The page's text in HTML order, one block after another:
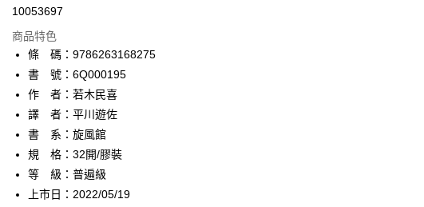
AFTEE先享後付
相關說明
【關於「AFTEE先享後付」】
AFTEE先享後付是「在收到商品之後才付款」的支付方式。 讓您購物簡單
便利好安心！
１．簡單：不需註冊會員、不需綁卡、不需儲值。
２．便利：只要手機號碼，簡訊認證，即可結帳。
３．安心：先確認商品／服務後，再付款。
１．於結帳方式選擇「AFTEE先享後付」後，將跳轉至「AFTEE先享後
ATM付款
運送方式
全家取貨付款
每筆NT$80，滿NT$500(含以上)免運費
10053697
商品特色
條 碼：9786263168275
書 號：6Q000195
作 者：若木民喜
譯 者：平川遊佐
書 系：旋風館
規 格：32開/膠裝
等 級：普遍級
上市日：2022/05/19